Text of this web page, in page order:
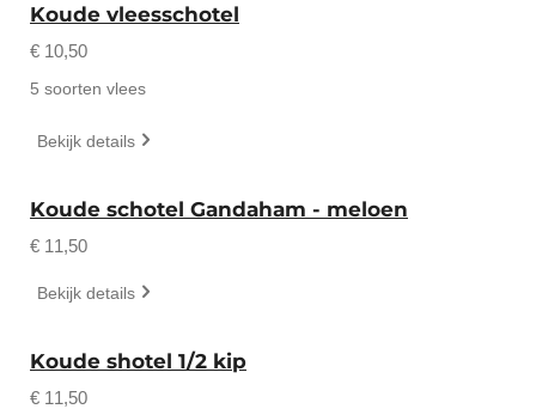
Koude vleesschotel
€ 10,50
5 soorten vlees
Bekijk details
Koude schotel Gandaham - meloen
€ 11,50
Bekijk details
Koude shotel 1/2 kip
€ 11,50